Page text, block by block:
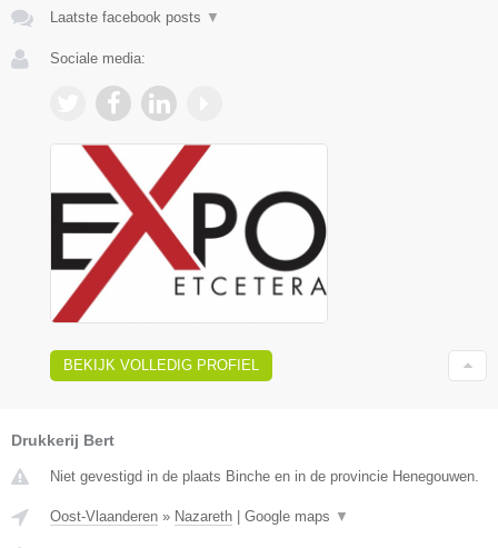
Laatste facebook posts ▼
Sociale media:
BEKIJK VOLLEDIG PROFIEL
Drukkerij Bert
Niet gevestigd in de plaats Binche en in de provincie Henegouwen.
Oost-Vlaanderen » Nazareth Google maps ▼